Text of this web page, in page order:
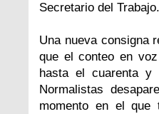
Secretario del Trabajo.
Una nueva consigna
que el conteo en
hasta el cuarenta
Normalistas
momento en el que